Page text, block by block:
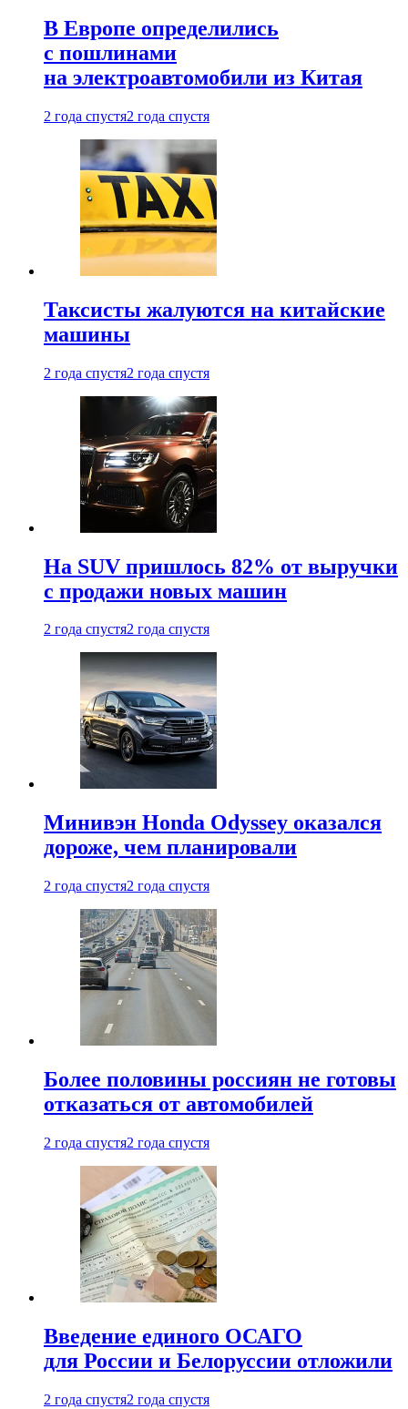
В Европе определились
с пошлинами
на электроавтомобили из Китая
2 года спустя2 года спустя
Таксисты жалуются на китайские
машины
2 года спустя2 года спустя
На SUV пришлось 82% от выручки
с продажи новых машин
2 года спустя2 года спустя
Минивэн Honda Odyssey оказался
дороже, чем планировали
2 года спустя2 года спустя
Более половины россиян не готовы
отказаться от автомобилей
2 года спустя2 года спустя
Введение единого ОСАГО
для России и Белоруссии отложили
2 года спустя2 года спустя